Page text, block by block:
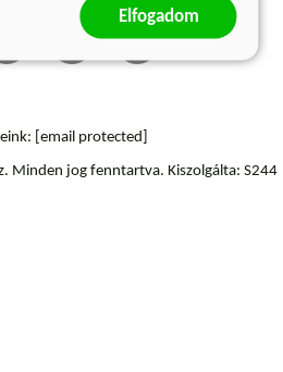
[email protected]
Minden jog fenntartva. Kiszolgálta: S244
Elfogadom